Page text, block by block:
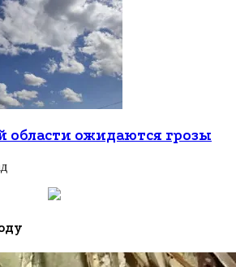
области ожидаются грозы